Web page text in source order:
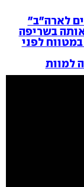
לארה"ב"
לפני
למוות